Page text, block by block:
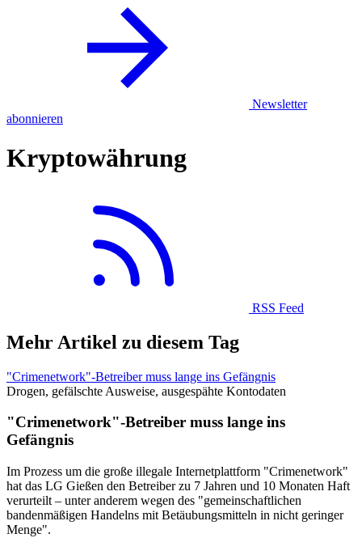
Newsletter
abonnieren
Kryptowährung
RSS Feed
Mehr Artikel zu diesem Tag
"Crimenetwork"-Betreiber muss lange ins Gefängnis
Drogen, gefälschte Ausweise, ausgespähte Kontodaten
"Crimenetwork"-Betreiber muss lange ins
Gefängnis
Im Prozess um die große illegale Internetplattform "Crimenetwork"
hat das LG Gießen den Betreiber zu 7 Jahren und 10 Monaten Haft
verurteilt – unter anderem wegen des "gemeinschaftlichen
bandenmäßigen Handelns mit Betäubungsmitteln in nicht geringer
Menge".